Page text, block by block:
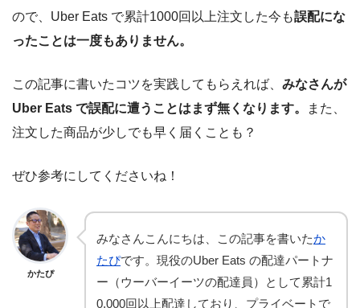
ので、Uber Eats で累計1000回以上注文した今も誤配にな
ったことは一度もありません。
この記事に書いたコツを実践してもらえれば、 みなさんが
Uber Eats で誤配に遭うことはまず無くなります。
また、
注文した商品が少しでも早く届くことも？
ぜひ参考にしてくださいね！
かたぴ
みなさんこんにちは、この記事を書いたか
たぴです。現役のUber Eats の配達パートナ
ー（ウーバーイーツの配達員）として累計1
0,000回以上配達しており、プライベートで